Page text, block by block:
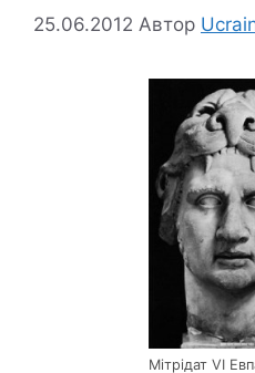
25.06.2012 Автор
Мітрідат VI